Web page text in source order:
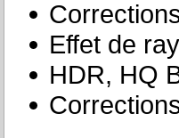
Effet de
HDR, HQ